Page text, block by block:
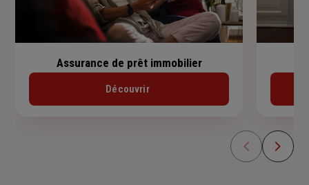
Assurance de prêt immobilier
Découvrir